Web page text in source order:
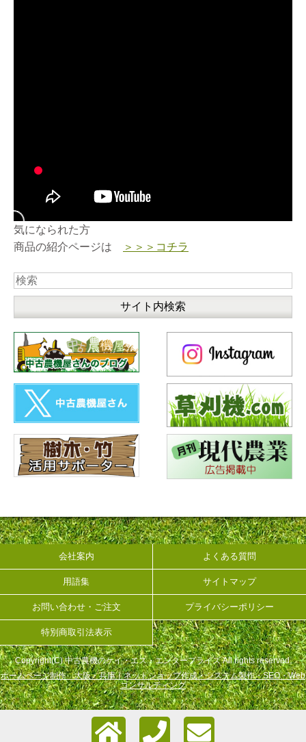
気になられた方
商品の紹介ページは
＞＞＞コチラ
会社案内 よくある質問
用語集 サイトマップ
お問い合わせ・ご注文 プライバシーポリシー
特別商取引法表示
Copyright(C) 中古農機のケイ・エス・エンタープライズ All rights reserved.
ホームページ制作 大阪・兵庫｜ネットショップ作成・システム製作・SEO・Web
コンサルティング